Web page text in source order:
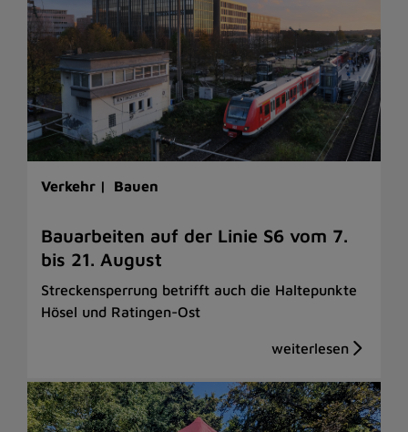
Verkehr | Bauen
Bauarbeiten auf der Linie S6 vom 7.
bis 21. August
Streckensperrung betrifft auch die Haltepunkte
Hösel und Ratingen-Ost